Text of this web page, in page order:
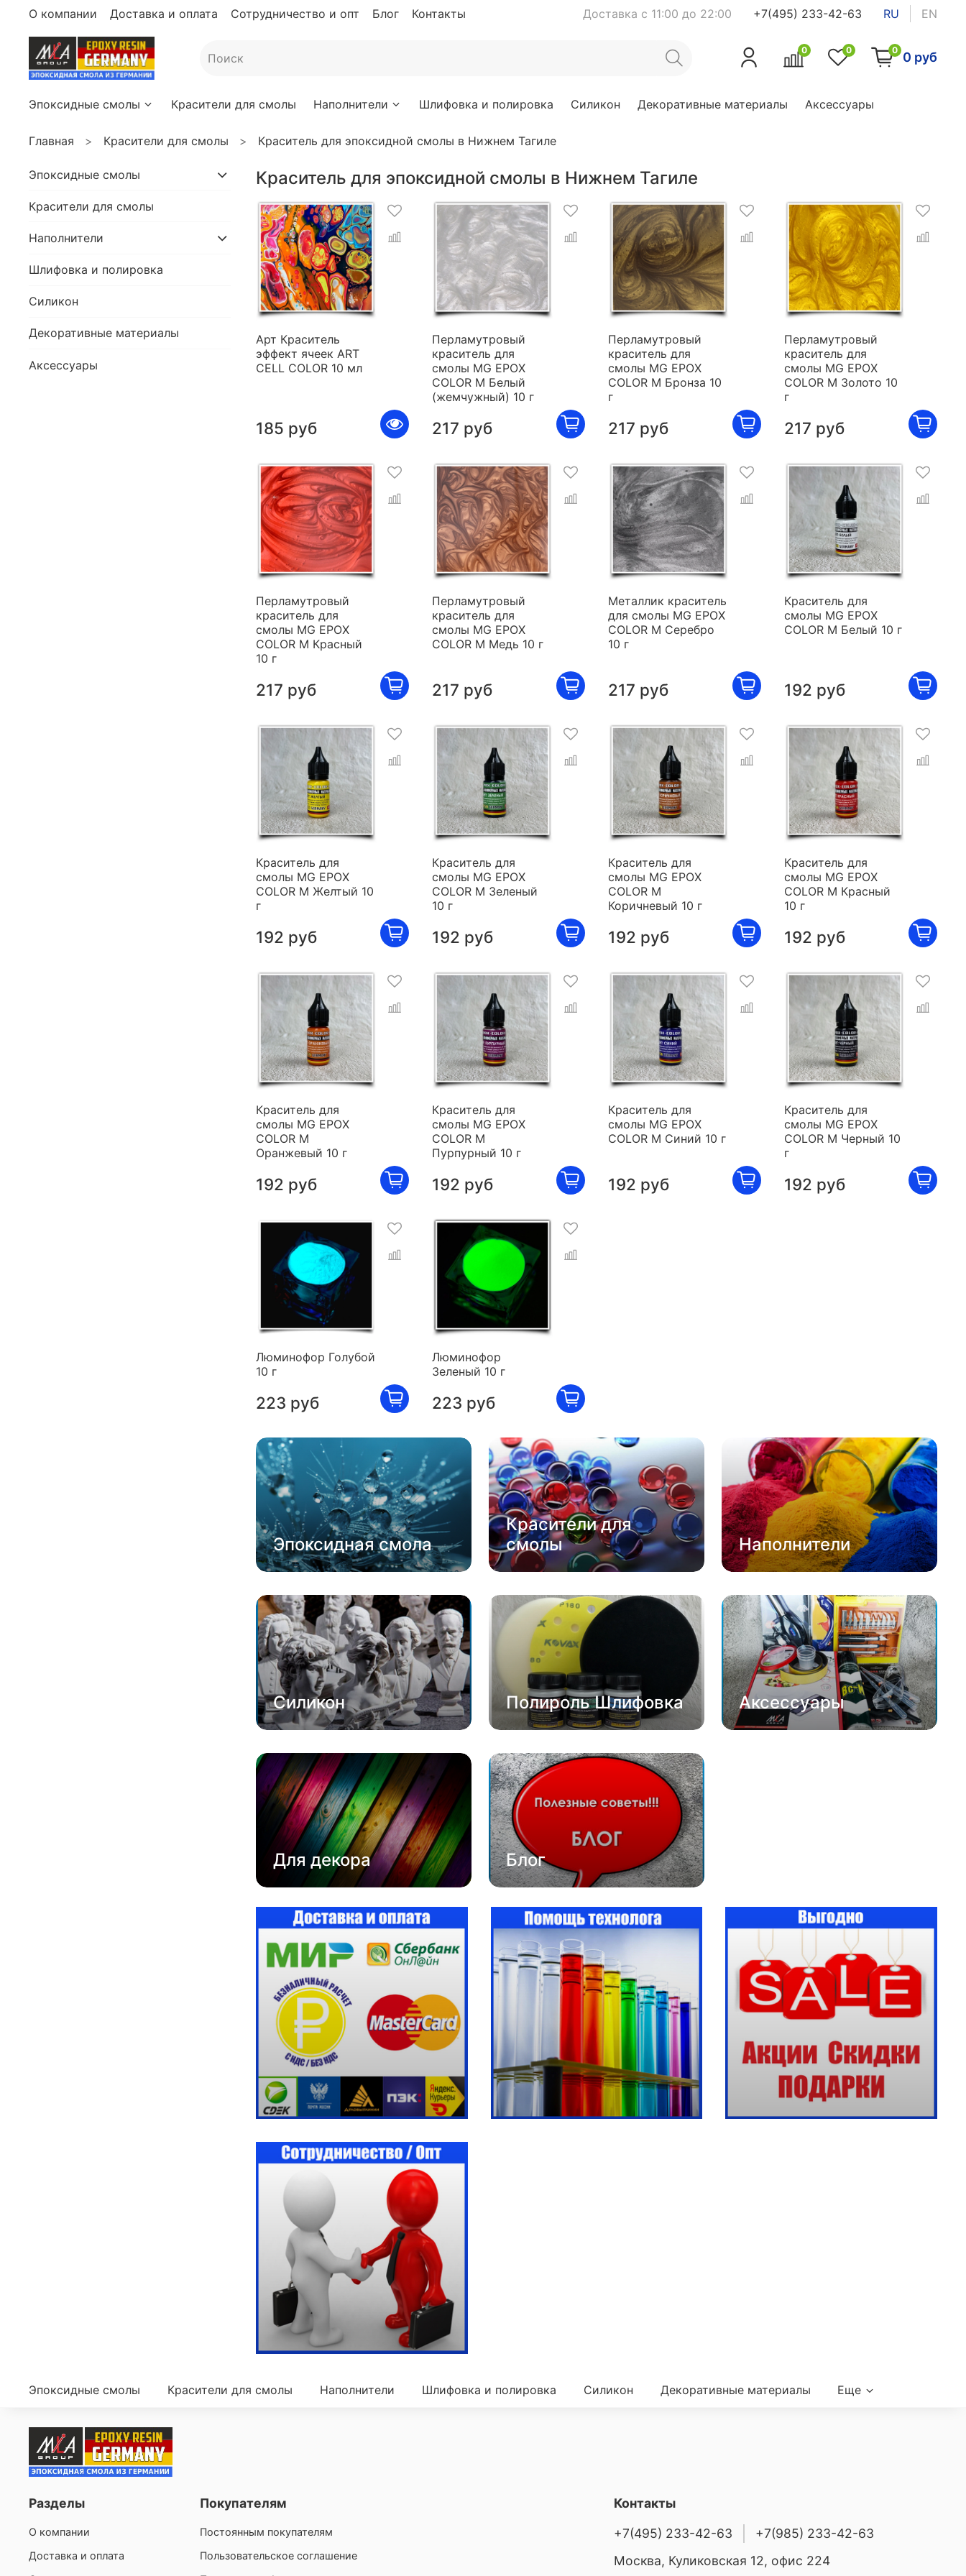
О компании Доставка и оплата Сотрудничество и опт Блог Контакты Доставка с 11:00 до 22:00 +7(495) 233-42-63 RU EN
0 0 0 0 руб
Эпоксидные смолы Красители для смолы Наполнители Шлифовка и полировка Силикон Декоративные материалы Аксессуары
Главная Красители для смолы Краситель для эпоксидной смолы в Нижнем Тагиле
Краситель для эпоксидной смолы в Нижнем Тагиле
Арт Краситель
эффект ячеек ART
CELL COLOR 10 мл
185 руб
Перламутровый
краситель для
смолы MG EPOX
COLOR M Белый
(жемчужный) 10 г
217 руб
Перламутровый
краситель для
смолы MG EPOX
COLOR M Бронза 10
г
217 руб
Перламутровый
краситель для
смолы MG EPOX
COLOR M Золото 10
г
217 руб
Перламутровый
краситель для
смолы MG EPOX
COLOR M Красный
10 г
217 руб
Перламутровый
краситель для
смолы MG EPOX
COLOR M Медь 10 г
217 руб
Металлик краситель
для смолы MG EPOX
COLOR M Серебро
10 г
217 руб
Краситель для
смолы MG EPOX
COLOR M Белый 10 г
192 руб
Краситель для
смолы MG EPOX
COLOR M Желтый 10
г
192 руб
Краситель для
смолы MG EPOX
COLOR M Зеленый
10 г
192 руб
Краситель для
смолы MG EPOX
COLOR M
Коричневый 10 г
192 руб
Краситель для
смолы MG EPOX
COLOR M Красный
10 г
192 руб
Краситель для
смолы MG EPOX
COLOR M
Оранжевый 10 г
192 руб
Краситель для
смолы MG EPOX
COLOR M
Пурпурный 10 г
192 руб
Краситель для
смолы MG EPOX
COLOR M Синий 10 г
192 руб
Краситель для
смолы MG EPOX
COLOR M Черный 10
г
192 руб
Люминофор Голубой
10 г
223 руб
Люминофор
Зеленый 10 г
223 руб
Эпоксидная смола
Красители для
смолы
Наполнители
Силикон Полироль Шлифовка Аксессуары
Для декора Блог
Эпоксидные смолы
Красители для смолы
Наполнители
Шлифовка и полировка
Силикон
Декоративные материалы
Аксессуары
Эпоксидные смолы Красители для смолы Наполнители Шлифовка и полировка Силикон Декоративные материалы Еще
Разделы
О компании
Доставка и оплата
Покупателям
Постоянным покупателям
Пользовательское соглашение
Контакты
+7(495) 233-42-63
+7(985) 233-42-63
Москва, Куликовская 12, офис 224